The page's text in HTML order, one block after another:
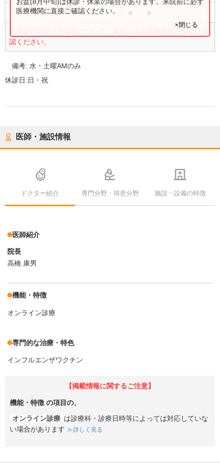
15:00〜18:00 ● ●
外来受付時間・内容等について、事前に必ず医療機関に直接ご確
認ください。
医療機関に直接ご確認ください。
×閉じる
備考:水・土曜AMのみ
休診日:日・祝
医師・施設情報
ドクター紹介 専門分野・得意分野 施設・設備の特徴
医師紹介
院長
高橋 康男
機能・特徴
オンライン診療
専門的な治療・特色
インフルエンザワクチン
【掲載情報に関するご注意】
機能・特徴 の項目の、
オンライン診療 は診療科・診療日時等によっては対応していな
い場合があります
詳しく見る